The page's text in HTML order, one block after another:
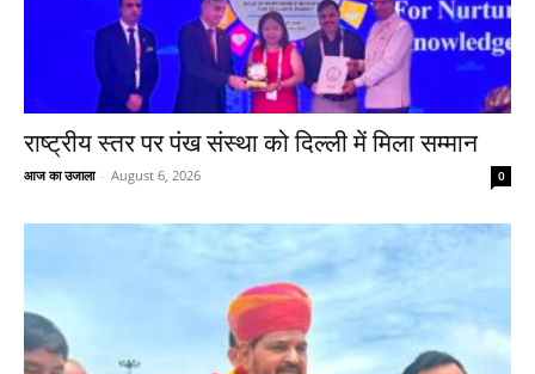
राष्ट्रीय स्तर पर पंख संस्था को दिल्ली में मिला सम्मान
आज का उजाला - August 6, 2026 0